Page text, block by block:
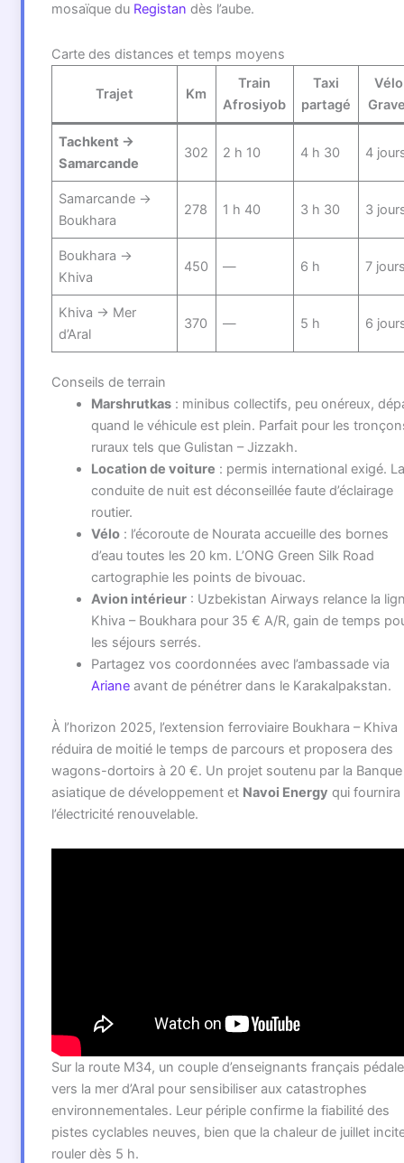
mosaïque du Registan dès l’aube.
Carte des distances et temps moyens
Trajet Km
Train
Afrosiyob
Taxi
partagé
Vélo
Tachkent →
Samarcande
302 2 h 10 4 h 30 4
Samarcande →
Boukhara
278 1 h 40 3 h 30 3
Boukhara →
Khiva
450 — 6 h 7
Khiva → Mer
d’Aral
370 — 5 h 6
Conseils de terrain
Marshrutkas: minibus collectifs, peu onéreux,
quand le véhicule est plein. Parfait pour les
ruraux tels que Gulistan – Jizzakh.
Location de voiture : permis international exigé. La
conduite de nuit est déconseillée faute d’éclairage
routier.
Vélo: l’écoroute de Nourata accueille des bornes
d’eau toutes les 20 km. L’ONG Green Silk Road
cartographie les points de bivouac.
Avion intérieur: Uzbekistan Airways relance la
Khiva – Boukhara pour 35 € A/R, gain de temps
les séjours serrés.
Partagez vos coordonnées avec l’ambassade via
Arianeavant de pénétrer dans le Karakalpakstan.
À l’horizon 2025, l’extension ferroviaire Boukhara – Khiva
réduira de moitié le temps de parcours et proposera des
wagons-dortoirs à 20 €. Un projet soutenu par la Banque
asiatique de développement et Navoi Energy qui fournira
l’électricité renouvelable.
Sur la route M34, un couple d’enseignants français pédale
vers la mer d’Aral pour sensibiliser aux catastrophes
environnementales. Leur périple confirme la fiabilité des
pistes cyclables neuves, bien que la chaleur de juillet
rouler dès 5 h.